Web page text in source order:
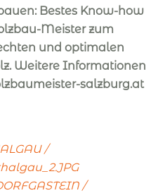
Bestes Know-how
Meister zum
und optimalen
Weitere Informationen
salzburg.at
/
/